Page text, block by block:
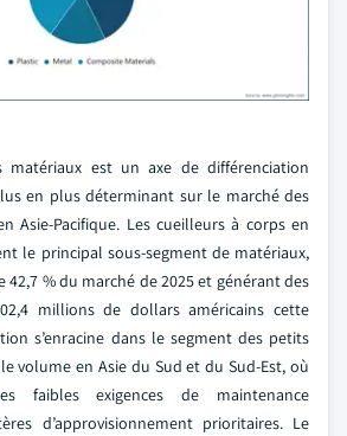
matériaux est un axe de différenciation
en plus déterminant sur le marché des
Asie-Pacifique. Les cueilleurs à corps en
le principal sous-segment de matériaux,
% du marché de 2025 et générant des
millions de dollars américains cette
s’enracine dans le segment des petits
volume en Asie du Sud et du Sud-Est, où
faibles exigences de maintenance
d’approvisionnement prioritaires. Le